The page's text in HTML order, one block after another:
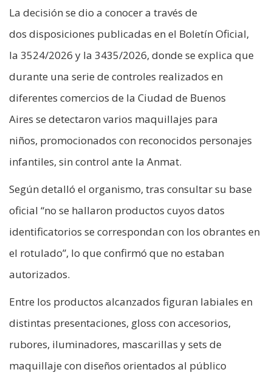
La decisión se dio a conocer a través de
dos disposiciones publicadas en el Boletín Oficial,
la 3524/2026 y la 3435/2026, donde se explica que
durante una serie de controles realizados en
diferentes comercios de la Ciudad de Buenos
Aires se detectaron varios maquillajes para
niños, promocionados con reconocidos personajes
infantiles, sin control ante la Anmat.
Según detalló el organismo, tras consultar su base
oficial “no se hallaron productos cuyos datos
identificatorios se correspondan con los obrantes en
el rotulado”, lo que confirmó que no estaban
autorizados.
Entre los productos alcanzados figuran labiales en
distintas presentaciones, gloss con accesorios,
rubores, iluminadores, mascarillas y sets de
maquillaje con diseños orientados al público